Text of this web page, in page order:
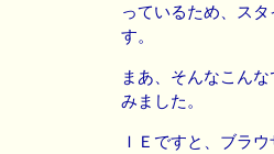
っているため、ス
す。
まあ、そんなこん
みました。
ＩＥですと、ブラ